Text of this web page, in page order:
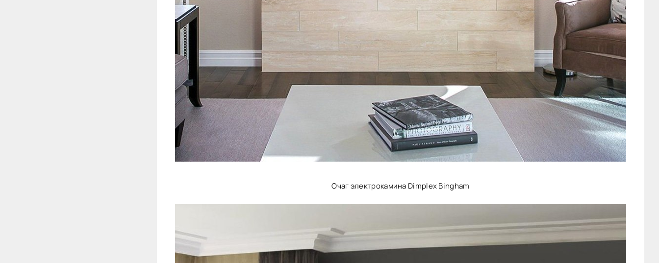
Очаг электрокамина Dimplex Bingham